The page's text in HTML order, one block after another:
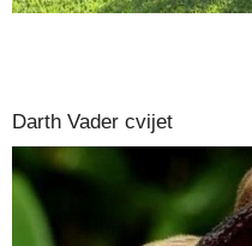
Darth Vader cvijet